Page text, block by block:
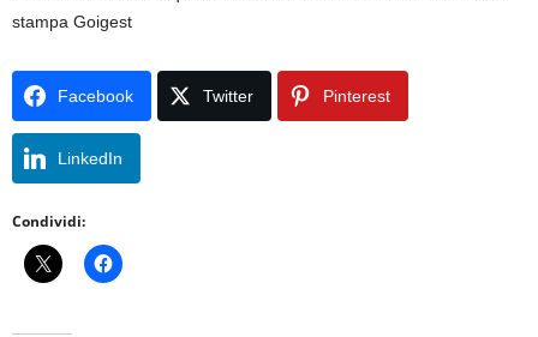
stampa Goigest
Facebook Twitter Pinterest
LinkedIn
Condividi: